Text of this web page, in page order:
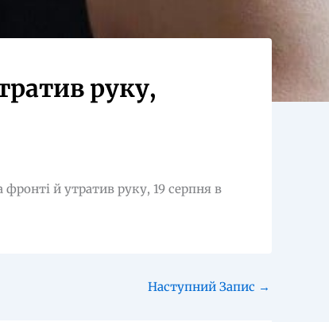
руку,
й утратив руку, 19 серпня в
Наступний Запис →